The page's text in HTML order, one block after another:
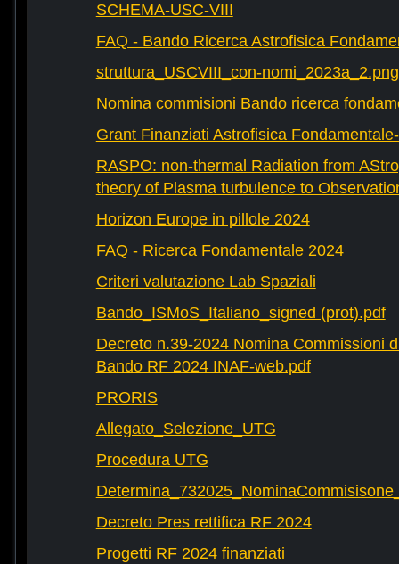
SCHEMA-USC-VIII
FAQ - Bando Ricerca Astrofisica
struttura_USCVIII_con-nomi_2023a_2.png
Nomina commisioni Bando ricerca
Grant Finanziati Astrofisica
RASPO: non-thermal Radiation from
theory of Plasma turbulence to
Horizon Europe in pillole 2024
FAQ - Ricerca Fondamentale 2024
Criteri valutazione Lab Spaziali
Bando_ISMoS_Italiano_signed (prot).pdf
Decreto n.39-2024 Nomina Commissioni
Bando RF 2024 INAF-web.pdf
PRORIS
Allegato_Selezione_UTG
Procedura UTG
Decreto Pres rettifica RF 2024
Progetti RF 2024 finanziati